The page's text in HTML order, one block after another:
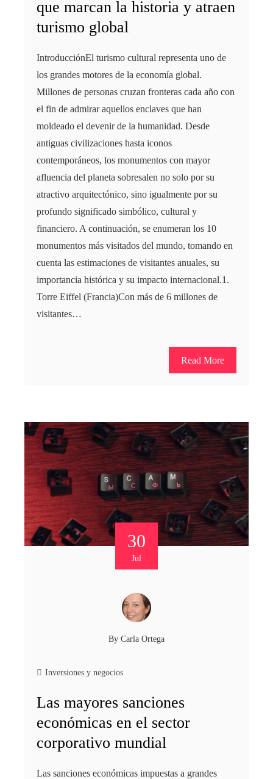
que marcan la historia y atraen
turismo global
IntroducciónEl turismo cultural representa uno de
los grandes motores de la economía global.
Millones de personas cruzan fronteras cada año con
el fin de admirar aquellos enclaves que han
moldeado el devenir de la humanidad. Desde
antiguas civilizaciones hasta iconos
contemporáneos, los monumentos con mayor
afluencia del planeta sobresalen no solo por su
atractivo arquitectónico, sino igualmente por su
profundo significado simbólico, cultural y
financiero. A continuación, se enumeran los 10
monumentos más visitados del mundo, tomando en
cuenta las estimaciones de visitantes anuales, su
importancia histórica y su impacto internacional.1.
Torre Eiffel (Francia)Con más de 6 millones de
visitantes…
Read More
30
Jul
By Carla Ortega
Inversiones y negocios
Las mayores sanciones
económicas en el sector
corporativo mundial
Las sanciones económicas impuestas a grandes